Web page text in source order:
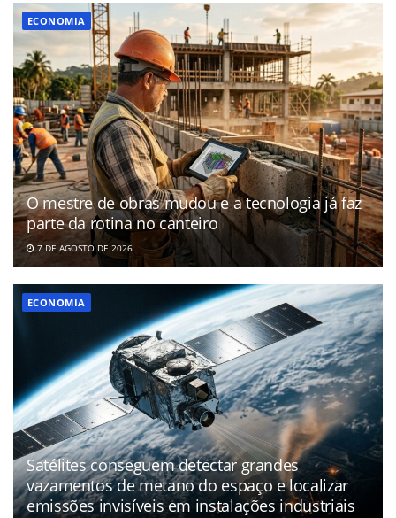
ECONOMIA
O mestre de obras mudou e a tecnologia já faz
parte da rotina no canteiro
7 DE AGOSTO DE 2026
ECONOMIA
Satélites conseguem detectar grandes
vazamentos de metano do espaço e localizar
emissões invisíveis em instalações industriais